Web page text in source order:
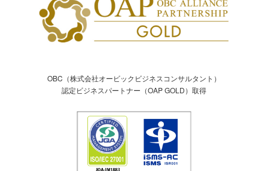
OBC（株式会社オービックビジネスコンサルタント）
認定ビジネスパートナー（OAP GOLD）取得